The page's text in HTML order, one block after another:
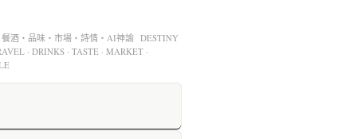
酒・品味・市場・詩情・AI神諭 DESTINY
· DRINKS · TASTE · MARKET ·